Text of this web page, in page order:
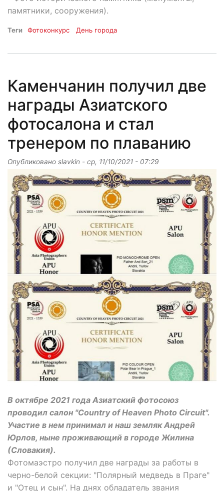
памятники, сооружения).
Теги Фотоконкурс День города
Каменчанин получил две
награды Азиатского
фотосалона и стал
тренером по плаванию
Опубликовано slavkin - ср, 11/10/2021 - 07:29
В октябре 2021 года Азиатский фотосоюз
проводил салон "Country of Heaven Photo Circuit".
Участие в нем принимал и наш земляк Андрей
Юрлов, ныне проживающий в городе Жилина
(Словакия).
Фотомаэстро получил две награды за работы в
черно-белой секции: "Полярный медведь в Праге"
и "Отец и сын". На днях обладатель звания